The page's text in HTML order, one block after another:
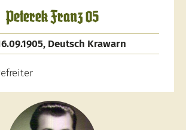
Peterek Franz 05
Deutsch Krawarn